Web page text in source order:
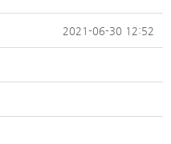
2021-06-30 12:52